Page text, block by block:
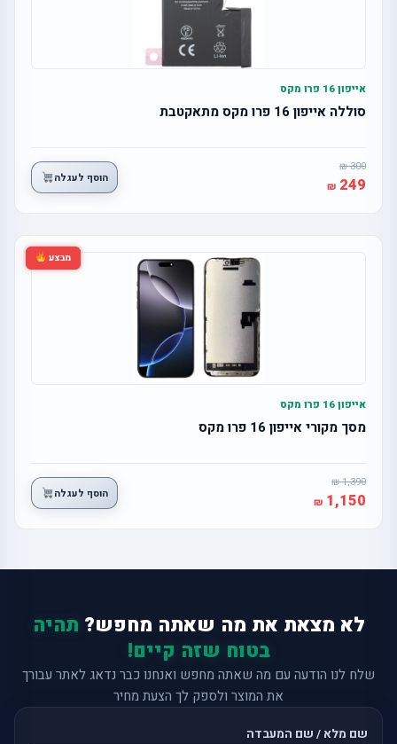
אייפון 16 פרו מקס
סוללה אייפון 16 פרו מקס מתאקטבת
300
249 הוסף לעגלה
מבצע
אייפון 16 פרו מקס
מסך מקורי אייפון 16 פרו מקס
1,390
1,150 הוסף לעגלה
לא מצאת את מה שאתה מחפש? תהיה
בטוח שזה קיים!
שלח לנו הודעה עם מה שאתה מחפש ואנחנו כבר נדאג לאתר עבורך
את המוצר ולספק לך הצעת מחיר
שם מלא / שם המעבדה